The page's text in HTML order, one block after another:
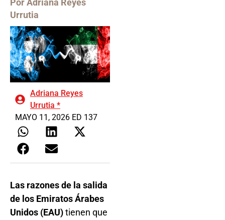
Por Adriana Reyes
Urrutia
Adriana Reyes
Urrutia *
MAYO 11, 2026 ED 137
Las razones de la salida
de los Emiratos Árabes
Unidos (EAU)tienen que